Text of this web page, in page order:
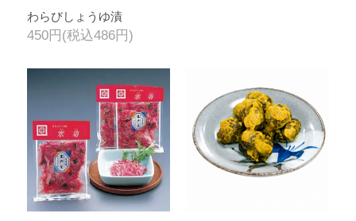
わらびしょうゆ漬
450円(税込486円)